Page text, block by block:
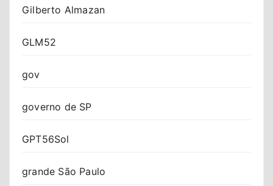
Gilberto Almazan
GLM52
gov
governo de SP
GPT56Sol
grande São Paulo